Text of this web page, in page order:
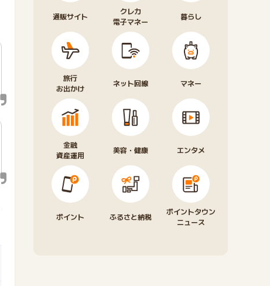
通販サイト
クレカ
電子マネー
暮らし
旅行
お出かけ
ネット回線 マネー
金融
資産運用
美容・健康 エンタメ
ポイント ふるさと納税
ポイントタウン
ニュース